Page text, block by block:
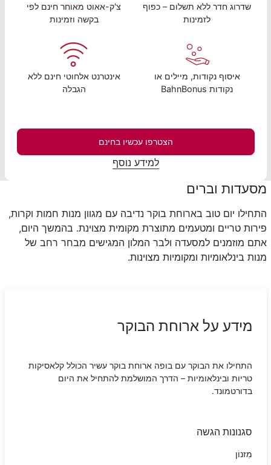
שדרוג חדר ללא תשלום – כפוף
לזמינות
צ'ק-אאוט מאוחר חינם לפי
בקשה וזמינות
איסוף נקודות, מיילים או
נקודות BahnBonus
אינטרנט אלחוטי חינם ללא
הגבלה
הצטרפו עכשיו בחינם
למידע נוסף
מסעדות וברים
התחילו יום טוב בארוחת בוקר נדיבה עם מגוון מנות חמות וקרות,
פירות טריים ומטעמים מתוצרת מקומית מצוינת. בהמשך היום,
אתם מוזמנים למסעדה ולבר המלון המגישים מבחר רחב של
מנות בינלאומיות ומקומיות מצוינות.
מידע על ארוחת הבוקר
התחילו את הבוקר עם בופה ארוחת בוקר עשיר הכולל קלאסיקות
טריות ובינלאומיות – הדרך המושלמת להתחיל את היום
בדורטמונד.
סגנונות הגשה
מִזנוֹן